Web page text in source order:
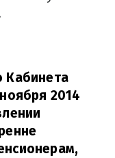
Кабинета
2014